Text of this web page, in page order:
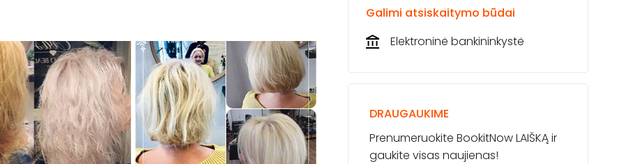
Galimi atsiskaitymo būdai
Elektroninė bankininkystė
DRAUGAUKIME
Prenumeruokite BookitNow LAIŠKĄ ir
gaukite visas naujienas!